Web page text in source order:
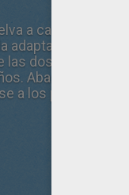
a cargo de
adaptación es
las dos anteriores
Abandonado
a los peligros de